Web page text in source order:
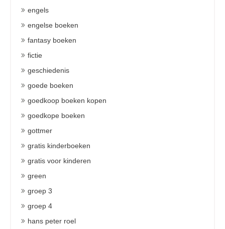
engels
engelse boeken
fantasy boeken
fictie
geschiedenis
goede boeken
goedkoop boeken kopen
goedkope boeken
gottmer
gratis kinderboeken
gratis voor kinderen
green
groep 3
groep 4
hans peter roel